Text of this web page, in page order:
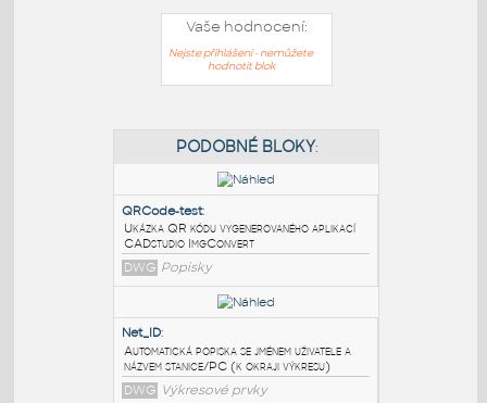
Vaše hodnocení:
Nejste přihlášeni - nemůžete
hodnotit blok
PODOBNÉ BLOKY:
QRCode-test: